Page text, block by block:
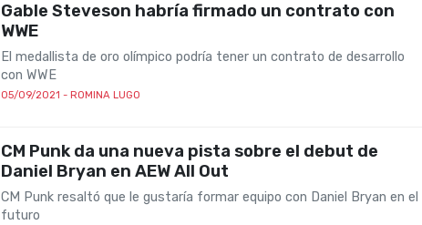
Gable Steveson habría firmado un contrato con
WWE
El medallista de oro olímpico podría tener un contrato de desarrollo
con WWE
05/09/2021 - ROMINA LUGO
CM Punk da una nueva pista sobre el debut de
Daniel Bryan en AEW All Out
CM Punk resaltó que le gustaría formar equipo con Daniel Bryan en el
futuro